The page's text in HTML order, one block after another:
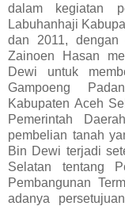
dalam kegiatan
Labuhanhaji
dan 2011,
Zainoen Hasan
Dewi untuk
Gampoeng
Kabupaten Aceh
Pemerintah
pembelian tanah
Bin Dewi terjadi
Selatan tentang
Pembangunan
adanya